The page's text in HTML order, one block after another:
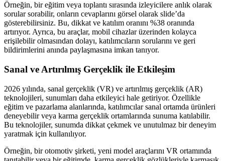
Örneğin, bir eğitim veya toplantı sırasında izleyicilere anlık olarak
sorular sorabilir, onların cevaplarını görsel olarak slide’da
gösterebilirsiniz. Bu, dikkat ve katılım oranını %38 oranında
artırıyor. Ayrıca, bu araçlar, mobil cihazlar üzerinden kolayca
erişilebilir olmasından dolayı, katılımcıların sorularını ve geri
bildirimlerini anında paylaşmasına imkan tanıyor.
Sanal ve Artırılmış Gerçeklik ile Etkileşim
2026 yılında, sanal gerçeklik (VR) ve artırılmış gerçeklik (AR)
teknolojileri, sunumları daha etkileyici hale getiriyor. Özellikle
eğitim ve pazarlama alanlarında, katılımcılar sanal ortamda ürünleri
deneyebilir veya karma gerçeklik ortamlarında sunuma katılabilir.
Bu teknolojiler, sunumda dikkat çekmek ve unutulmaz bir deneyim
yaratmak için kullanılıyor.
Örneğin, bir otomotiv şirketi, yeni model araçlarını VR ortamında